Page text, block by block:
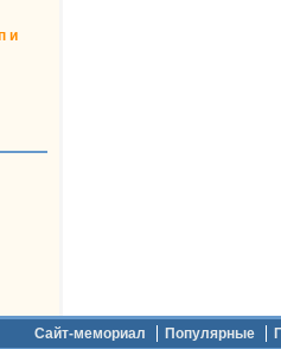
и
Сайт-мемориал Популярные